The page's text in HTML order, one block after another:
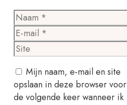
Naam
E-
mail
Site
Mijn naam, e-mail en site
opslaan in deze browser voor
de volgende keer wanneer ik